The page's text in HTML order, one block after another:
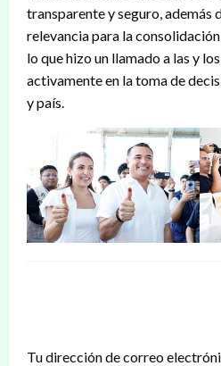
transparente y seguro, además
relevancia para la
lo que hizo un llamado a las y
activamente en la toma de
y país.
Tu dirección de correo